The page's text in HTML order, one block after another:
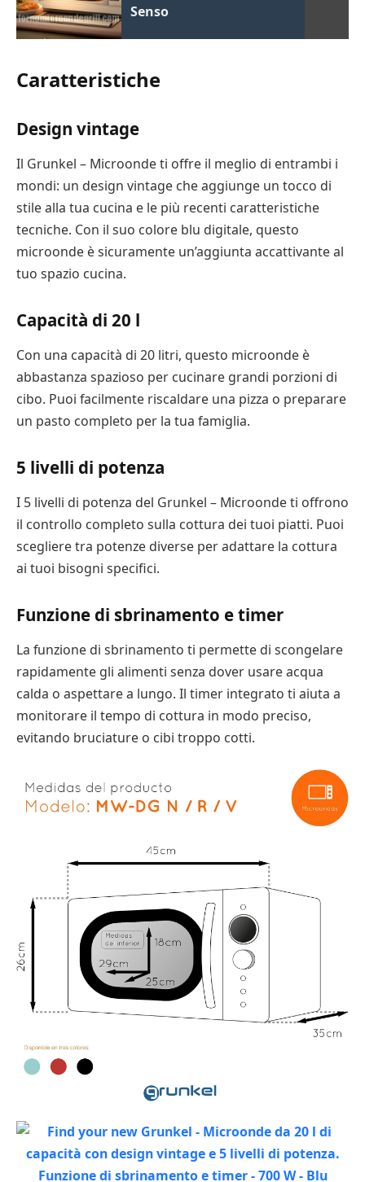
Senso
Caratteristiche
Design vintage
Il Grunkel – Microonde ti offre il meglio di entrambi i
mondi: un design vintage che aggiunge un tocco di
stile alla tua cucina e le più recenti caratteristiche
tecniche. Con il suo colore blu digitale, questo
microonde è sicuramente un’aggiunta accattivante al
tuo spazio cucina.
Capacità di 20 l
Con una capacità di 20 litri, questo microonde è
abbastanza spazioso per cucinare grandi porzioni di
cibo. Puoi facilmente riscaldare una pizza o preparare
un pasto completo per la tua famiglia.
5 livelli di potenza
I 5 livelli di potenza del Grunkel – Microonde ti offrono
il controllo completo sulla cottura dei tuoi piatti. Puoi
scegliere tra potenze diverse per adattare la cottura
ai tuoi bisogni specifici.
Funzione di sbrinamento e timer
La funzione di sbrinamento ti permette di scongelare
rapidamente gli alimenti senza dover usare acqua
calda o aspettare a lungo. Il timer integrato ti aiuta a
monitorare il tempo di cottura in modo preciso,
evitando bruciature o cibi troppo cotti.